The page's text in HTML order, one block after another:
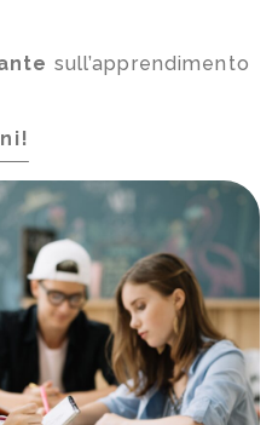
sull’apprendimento